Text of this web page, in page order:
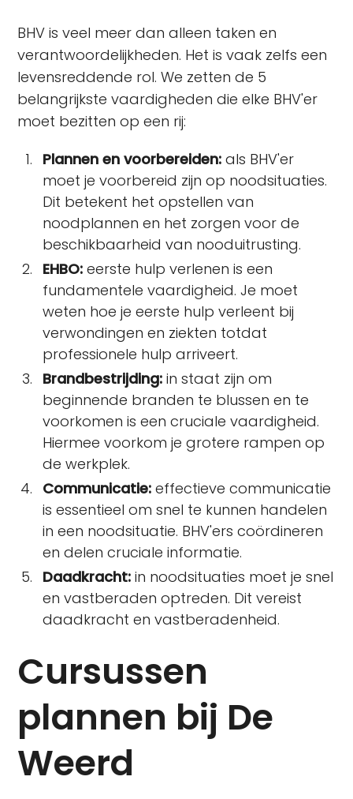
BHV is veel meer dan alleen taken en
verantwoordelijkheden. Het is vaak zelfs een
levensreddende rol. We zetten de 5
belangrijkste vaardigheden die elke BHV'er
moet bezitten op een rij:
Plannen en voorbereiden: als BHV'er
moet je voorbereid zijn op noodsituaties.
Dit betekent het opstellen van
noodplannen en het zorgen voor de
beschikbaarheid van nooduitrusting.
EHBO: eerste hulp verlenen is een
fundamentele vaardigheid. Je moet
weten hoe je eerste hulp verleent bij
verwondingen en ziekten totdat
professionele hulp arriveert.
Brandbestrijding: in staat zijn om
beginnende branden te blussen en te
voorkomen is een cruciale vaardigheid.
Hiermee voorkom je grotere rampen op
de werkplek.
Communicatie: effectieve communicatie
is essentieel om snel te kunnen handelen
in een noodsituatie. BHV'ers coördineren
en delen cruciale informatie.
Daadkracht: in noodsituaties moet je snel
en vastberaden optreden. Dit vereist
daadkracht en vastberadenheid.
Cursussen
plannen bij De
Weerd